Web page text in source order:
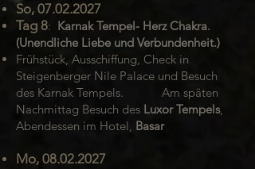
So, 07.02.2027
Tag 8: Karnak Tempel- Herz Chakra.
(Unendliche Liebe und Verbundenheit.)
Frühstück, Ausschiffung, Check in
Steigenberger Nile Palace und Besuch
des Karnak Tempels.
Am späten
Nachmittag Besuch des Luxor Tempels,
Abendessen im Hotel, Basar
Mo, 08.02.2027